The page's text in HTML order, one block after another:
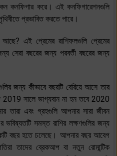
কনফিগার করে। এই কনফিগারেশনগুলি
প্রভাবিত করতে পারে।
এই প্রেমের রাশিফলগুলি প্রেমের
সেরা বছরের জন্য পরবর্তী বছরের জন্য
জন্য কীভাবে বছরটি বেরিয়ে আসে তার
2019 সালে ভাগ্যবান না হন তবে 2020
তারা এবং গ্রহগুলি আপনার সারা জীবন
ভবিষ্যতটি সমস্ত রাশির লক্ষণগুলির জন্য
বছর হতে চলেছে। আপনার বছর আবেগ
তাদের ব্রেকআপ বা নতুন রোমান্টিক